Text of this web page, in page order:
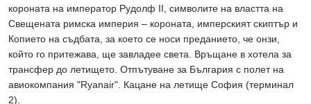
короната на император Рудолф II, символите на властта на
Свещената римска империя – короната, имперският скиптър и
Копието на съдбата, за което се носи преданието, че онзи,
който го притежава, ще завладее света. Връщане в хотела за
трансфер до летището. Отпътуване за България с полет на
авиокомпания "Ryanair". Кацане на летище София (терминал
2).